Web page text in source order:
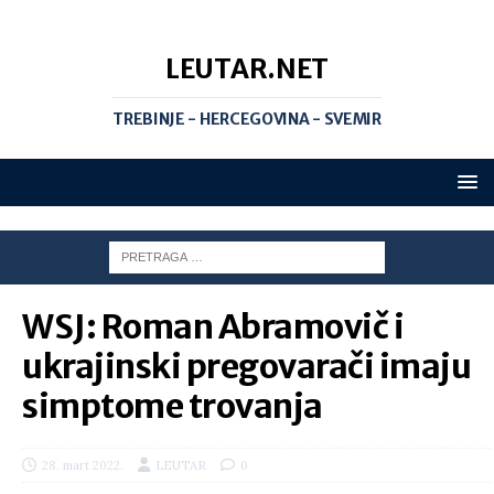
LEUTAR.NET
TREBINJE - HERCEGOVINA - SVEMIR
WSJ: Roman Abramovič i
ukrajinski pregovarači imaju
simptome trovanja
28. mart 2022. LEUTAR 0